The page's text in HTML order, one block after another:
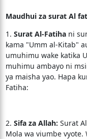
Maudhui za surat Al
1. Surat Al-Fatiha ni
kama "Umm al-Kitab"
umuhimu wake katika
muhimu ambayo ni
ya maisha yao. Hapa
Fatiha:
2. Sifa za Allah: Surat
Mola wa viumbe